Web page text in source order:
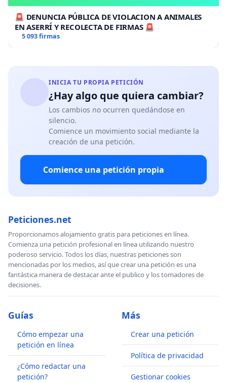
🚨 DENUNCIA PÚBLICA DE VIOLACION A ANIMALES
EN ASERRÍ Y RECOLECTA DE FIRMAS 🚨
5 093 firmas
INICIA TU PROPIA PETICIÓN
¿Hay algo que quiera cambiar?
Los cambios no ocurren quedándose en
silencio.
Comience un movimiento social mediante la
creación de una petición.
Comience una petición propia
Peticiones.net
Proporcionamos alojamiento gratis para peticiones en línea.
Comienza una petición profesional en línea utilizando nuestro
poderoso servicio. Todos los días, nuestras peticiones son
mencionadas por los medios, así que crear una petición es una
fantástica manera de destacar ante el publico y los tomadores de
decisiones.
Guías
Cómo empezar una
petición en línea
¿Cómo redactar una
petición?
Más
Crear una petición
Política de privacidad
Gestionar cookies